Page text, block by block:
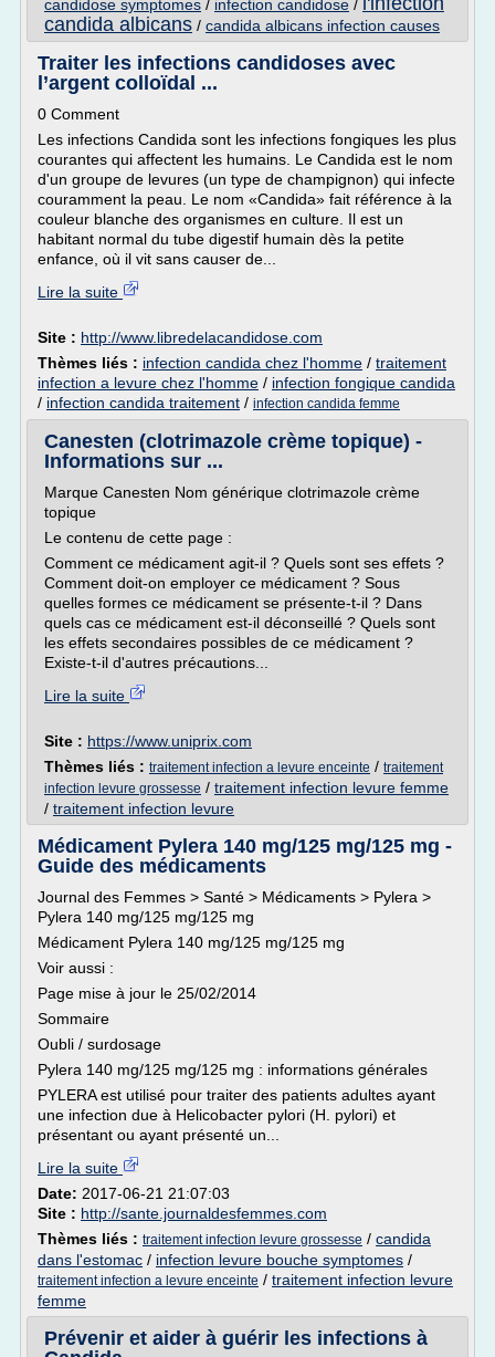
candidose symptomes / infection candidose /
candida albicans / candida albicans infection causes
Traiter les infections candidoses avec
l’argent colloïdal ...
0 Comment
Les infections Candida sont les infections fongiques les plus
courantes qui affectent les humains. Le Candida est le nom
d'un groupe de levures (un type de champignon) qui infecte
couramment la peau. Le nom «Candida» fait référence à la
couleur blanche des organismes en culture. Il est un
habitant normal du tube digestif humain dès la petite
enfance, où il vit sans causer de...
Lire la suite
Site : http://www.libredelacandidose.com
Thèmes liés : infection candida chez l'homme / traitement
infection a levure chez l'homme / infection fongique candida
/ infection candida traitement / infection candida femme
Canesten (clotrimazole crème topique) -
Informations sur ...
Marque Canesten Nom générique clotrimazole crème
topique
Le contenu de cette page :
Comment ce médicament agit-il ? Quels sont ses effets ?
Comment doit-on employer ce médicament ? Sous
quelles formes ce médicament se présente-t-il ? Dans
quels cas ce médicament est-il déconseillé ? Quels sont
les effets secondaires possibles de ce médicament ?
Existe-t-il d'autres précautions...
Lire la suite
Site : https://www.uniprix.com
Thèmes liés : traitement infection a levure enceinte / traitement
infection levure grossesse / traitement infection levure femme
/ traitement infection levure
Médicament Pylera 140 mg/125 mg/125 mg -
Guide des médicaments
Journal des Femmes > Santé > Médicaments > Pylera >
Pylera 140 mg/125 mg/125 mg
Médicament Pylera 140 mg/125 mg/125 mg
Voir aussi :
Page mise à jour le 25/02/2014
Sommaire
Oubli / surdosage
Pylera 140 mg/125 mg/125 mg : informations générales
PYLERA est utilisé pour traiter des patients adultes ayant
une infection due à Helicobacter pylori (H. pylori) et
présentant ou ayant présenté un...
Lire la suite
Date: 2017-06-21 21:07:03
Site : http://sante.journaldesfemmes.com
Thèmes liés : traitement infection levure grossesse / candida
dans l'estomac / infection levure bouche symptomes /
traitement infection a levure enceinte / traitement infection levure
femme
Prévenir et aider à guérir les infections à